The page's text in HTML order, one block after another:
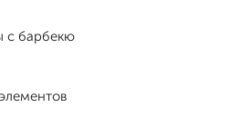
с барбекю